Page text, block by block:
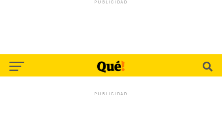
PUBLICIDAD
PUBLICIDAD